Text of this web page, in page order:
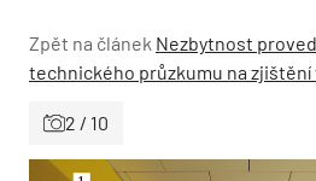
Zpět na článek Nezbytnost
technického průzkumu na zjištění
2 / 10